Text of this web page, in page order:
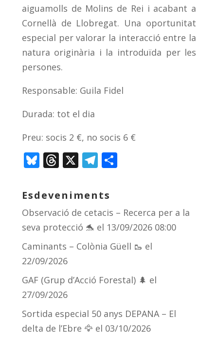
aiguamolls de Molins de Rei i acabant a
Cornellà de Llobregat. Una oportunitat
especial per valorar la interacció entre la
natura originària i la introduïda per les
persones.
Responsable: Guila Fidel
Durada: tot el dia
Preu: socis 2 €, no socis 6 €
Bl
e
sk
y
T
re
a
d
s
X T
e
gr
a
m
C
p
ar
te
ix
Esdeveniments
Observació de cetacis – Recerca per a la
seva protecció 🐬 el 13/09/2026 08:00
Caminants – Colònia Güell 🥾 el
22/09/2026
GAF (Grup d’Acció Forestal) 🌲 el
27/09/2026
Sortida especial 50 anys DEPANA – El
delta de l’Ebre 🦅 el 03/10/2026